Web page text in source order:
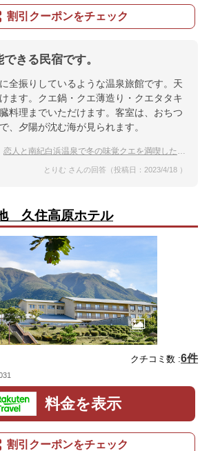
割引クーポンをチェック
きる民宿です。
全振りしているような温泉旅館です。天
ます。クエ鍋・クエ薄造り・クエタタキ
料理までいただけます。客室は、おちつ
、夕陽が沈む海が見られます。
恋人と南紀白浜温泉で冬の味覚クエを満喫したい！
とりむ さんの回答（投稿日：2023/4/18 ）
久住高原ホテル
クチコミ数 :6件
料金を表示
割引クーポンをチェック